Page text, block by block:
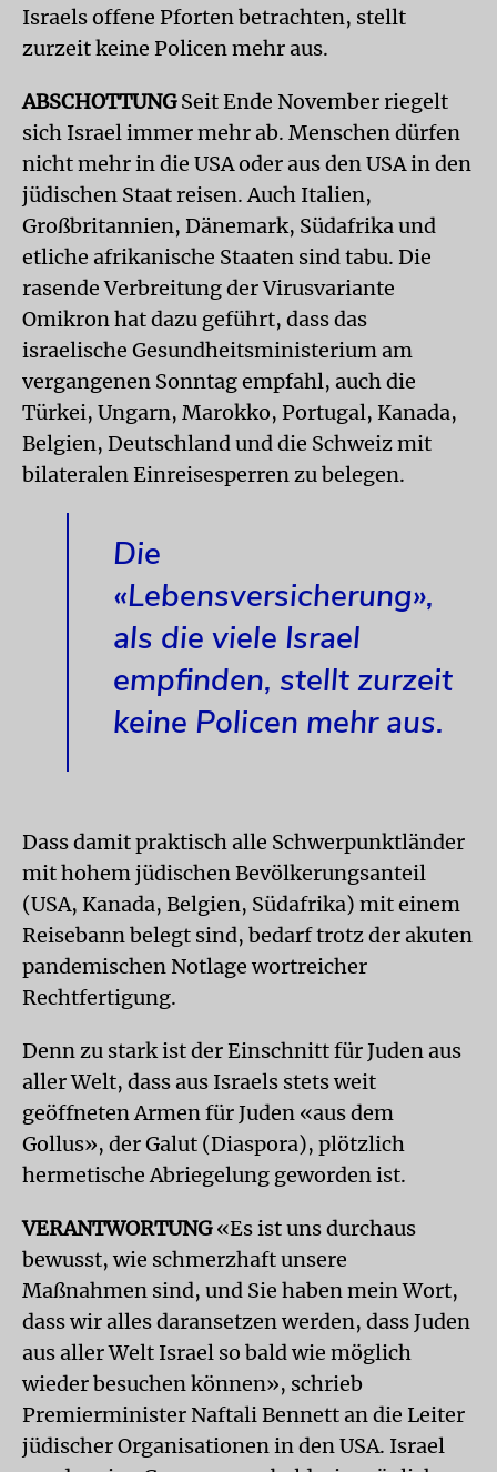
Israels offene Pforten betrachten, stellt
zurzeit keine Policen mehr aus.
ABSCHOTTUNGSeit Ende November riegelt
sich Israel immer mehr ab. Menschen dürfen
nicht mehr in die USA oder aus den USA in den
jüdischen Staat reisen. Auch Italien,
Großbritannien, Dänemark, Südafrika und
etliche afrikanische Staaten sind tabu. Die
rasende Verbreitung der Virusvariante
Omikron hat dazu geführt, dass das
israelische Gesundheitsministerium am
vergangenen Sonntag empfahl, auch die
Türkei, Ungarn, Marokko, Portugal, Kanada,
Belgien, Deutschland und die Schweiz mit
bilateralen Einreisesperren zu belegen.
Die
«Lebensversicherung»,
als die viele Israel
empfinden, stellt zurzeit
keine Policen mehr aus.
Dass damit praktisch alle Schwerpunktländer
mit hohem jüdischen Bevölkerungsanteil
(USA, Kanada, Belgien, Südafrika) mit einem
Reisebann belegt sind, bedarf trotz der akuten
pandemischen Notlage wortreicher
Rechtfertigung.
Denn zu stark ist der Einschnitt für Juden aus
aller Welt, dass aus Israels stets weit
geöffneten Armen für Juden «aus dem
Gollus», der Galut (Diaspora), plötzlich
hermetische Abriegelung geworden ist.
VERANTWORTUNG«Es ist uns durchaus
bewusst, wie schmerzhaft unsere
Maßnahmen sind, und Sie haben mein Wort,
dass wir alles daransetzen werden, dass Juden
aus aller Welt Israel so bald wie möglich
wieder besuchen können», schrieb
Premierminister Naftali Bennett an die Leiter
jüdischer Organisationen in den USA. Israel